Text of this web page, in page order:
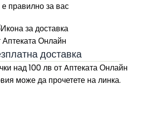
е правилно за вас
доставка
над 100 лв от Aптеката Онлайн
може да прочетете на линка.